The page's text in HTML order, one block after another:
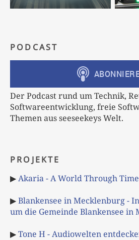
PODCAST
Der Podcast rund um Technik,
Softwareentwicklung, freie
Themen aus seeseekeys Welt.
PROJEKTE
▶Akaria - A World Through Time
▶Blankensee in Mecklenburg -
um die Gemeinde Blankensee in
▶Tone H - Audiowelten